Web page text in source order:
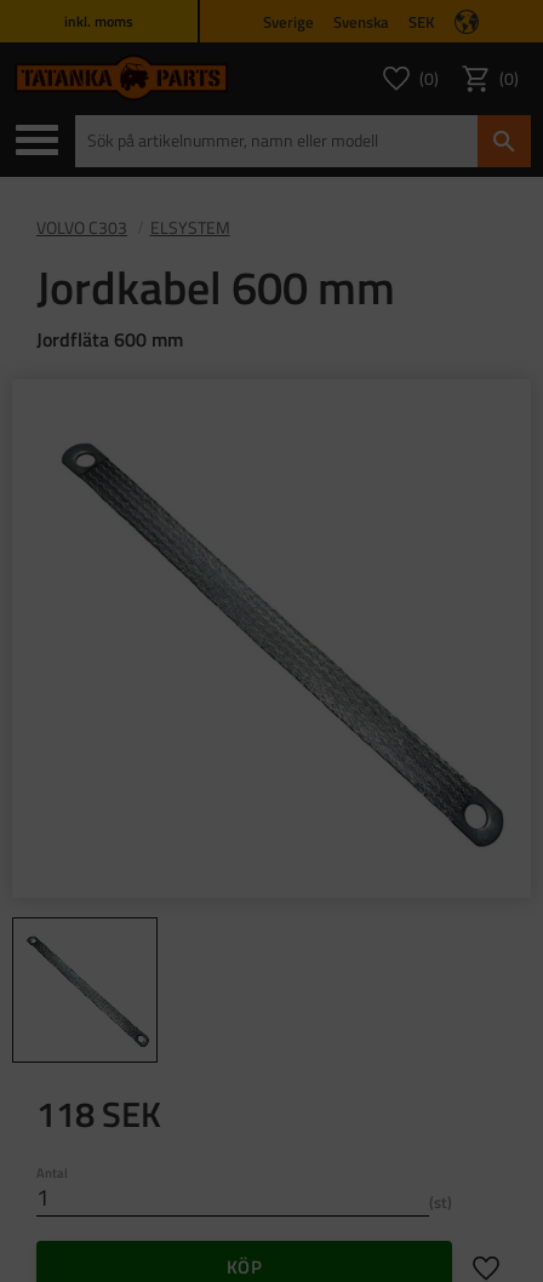
inkl. moms Sverige Svenska SEK
Favoriter
ANTAL
0 Kundvagn
0
VOLVO C303 ELSYSTEM
Jordkabel 600 mm
Jordfläta 600 mm
118SEK
Antal
st
KÖP Lägg